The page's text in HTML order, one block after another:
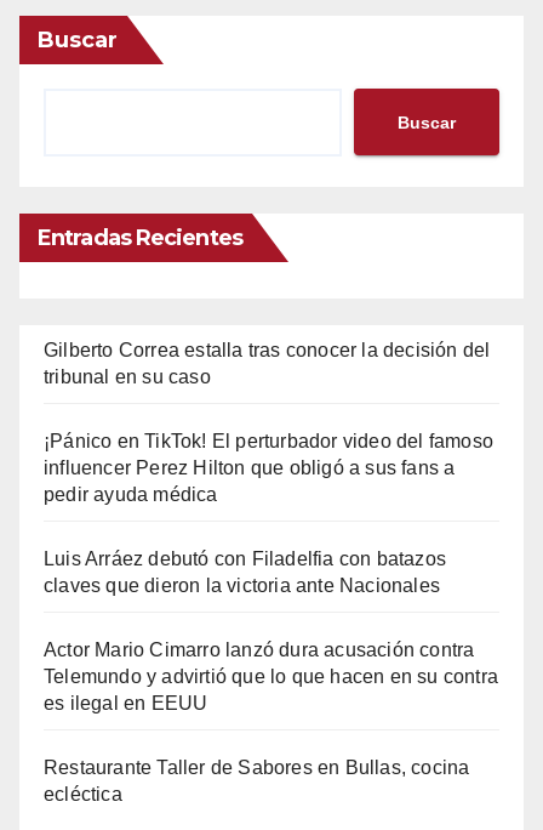
Buscar
Buscar
Entradas Recientes
Gilberto Correa estalla tras conocer la decisión del
tribunal en su caso
¡Pánico en TikTok! El perturbador video del famoso
influencer Perez Hilton que obligó a sus fans a
pedir ayuda médica
Luis Arráez debutó con Filadelfia con batazos
claves que dieron la victoria ante Nacionales
Actor Mario Cimarro lanzó dura acusación contra
Telemundo y advirtió que lo que hacen en su contra
es ilegal en EEUU
Restaurante Taller de Sabores en Bullas, cocina
ecléctica